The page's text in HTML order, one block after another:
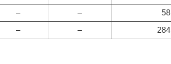
– – 58
– – 284